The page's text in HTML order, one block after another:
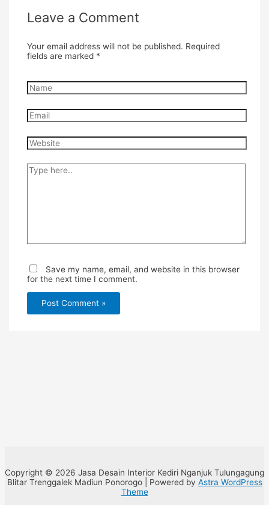
Leave a Comment
Your email address will not be published. Required
fields are marked *
Name
Email
Website
Type
here..
Save my name, email, and website in this browser
for the next time I comment.
Copyright © 2026 Jasa Desain Interior Kediri Nganjuk Tulungagung
Blitar Trenggalek Madiun Ponorogo | Powered by Astra WordPress
Theme